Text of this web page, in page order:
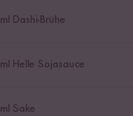
ml Dashi-Brühe
ml Helle Sojasauce
ml Sake